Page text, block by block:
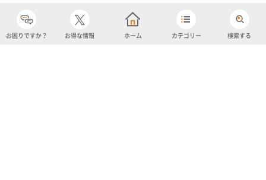
お困りですか？ お得な情報 ホーム カテゴリー 検索する